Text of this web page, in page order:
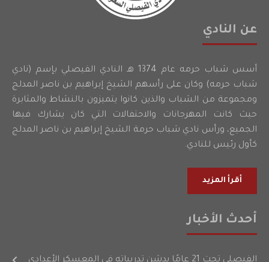
عن النادي
أسس شباب حرمه عام 1374 هـ النادي الفيصلي بإسم (نادي
شباب حرمه) وكان على رأسهم الشيخ إبراهيم بن ناصر المدلج
ومجموعة من الشباب والذين كانوا يتميزون بالنشاط والمثابرة
حيث كانت المهرجانات والاحتفالات التي كان يشارك فيها
الجميع، ورأس نادي شباب حرمة الشيخ إبراهيم بن ناصر المدلج
كأول رئيس للنادي.
أقرأ المزيد
أحدث الأخبار